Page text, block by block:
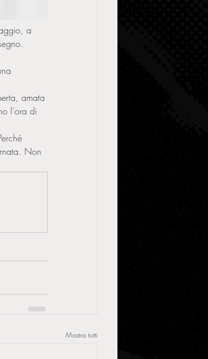
a
amata
l'ora di
Non
Mostra tutti